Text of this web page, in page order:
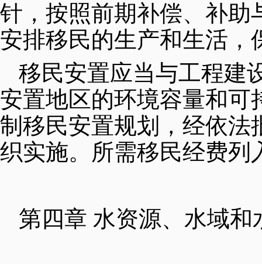
针，按照前期补偿、补助
安排移民的生产和生活，
移民安置应当与工程建
安置地区的环境容量和可
制移民安置规划，经依法
织实施。所需移民经费列
第四章 水资源、水域和